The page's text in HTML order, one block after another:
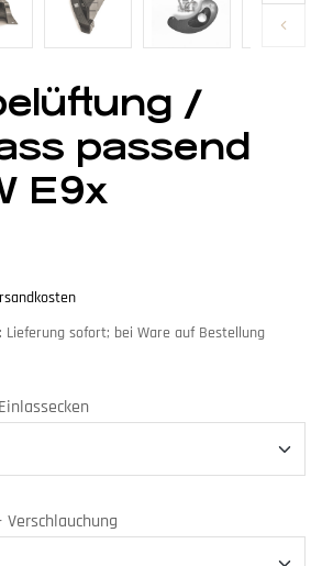
/
passend
E9x
Lieferung sofort; bei Ware auf Bestellung